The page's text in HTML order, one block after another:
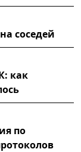
соседей
как
по